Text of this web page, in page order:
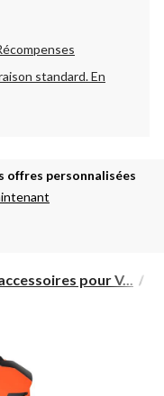
standard.En
offres personnalisées
pour V...